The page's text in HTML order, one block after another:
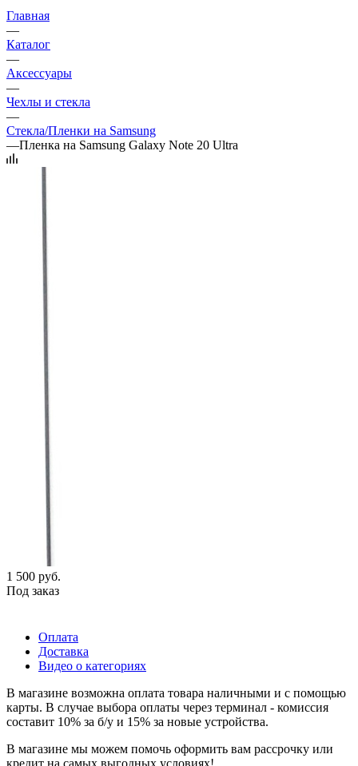
Главная
—
Каталог
—
Аксессуары
—
Чехлы и стекла
—
Стекла/Пленки на Samsung
—Пленка на Samsung Galaxy Note 20 Ultra
1 500 руб.
Под заказ
Оплата
Доставка
Видео о категориях
В магазине возможна оплата товара наличными и с помощью
карты. В случае выбора оплаты через терминал - комиссия
составит 10% за б/у и 15% за новые устройства.
В магазине мы можем помочь оформить вам рассрочку или
кредит на самых выгодных условиях!